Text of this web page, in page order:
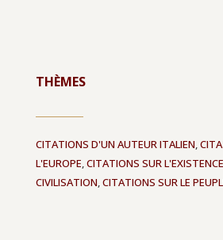
THÈMES
CITATIONS D'UN AUTEUR ITALIEN,
L'EUROPE,CITATIONS SUR L'EXISTENCE
CIVILISATION,CITATIONS SUR LE